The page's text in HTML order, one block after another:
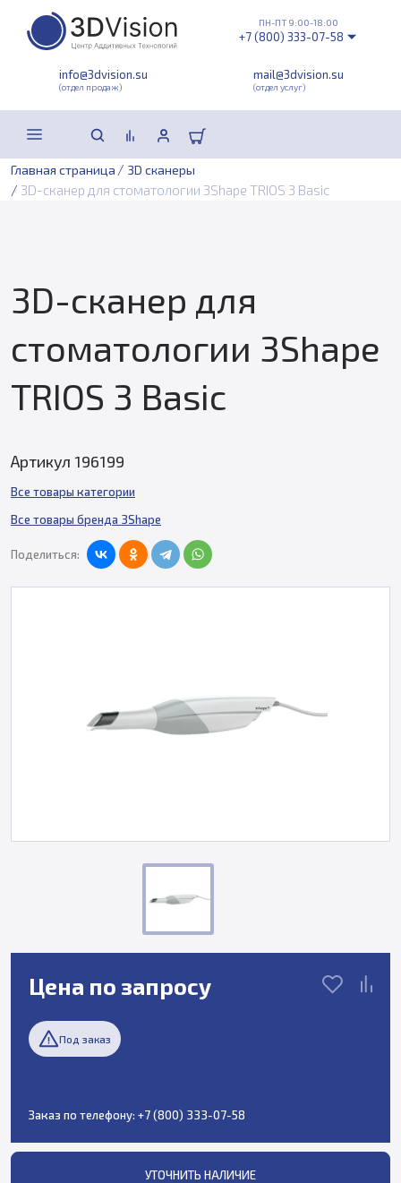
info@3dvision.su
(отдел продаж)
mail@3dvision.su
(отдел услуг)
ПН-ПТ 9:00-18:00
+7 (800) 333-07-58
Главная страница / 3D сканеры
/ 3D-сканер для стоматологии 3Shape TRIOS 3 Basic
3D-сканер для
стоматологии 3Shape
TRIOS 3 Basic
Артикул 196199
Все товары категории
Все товары бренда 3Shape
Поделиться:
Цена по запросу
Под заказ
Заказ по телефону: +7 (800) 333-07-58
УТОЧНИТЬ НАЛИЧИЕ